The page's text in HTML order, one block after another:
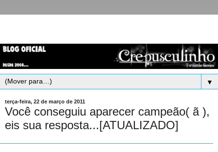
▼
terça-feira, 22 de março de 2011
Você conseguiu aparecer campeão( ã ),
eis sua resposta...[ATUALIZADO]